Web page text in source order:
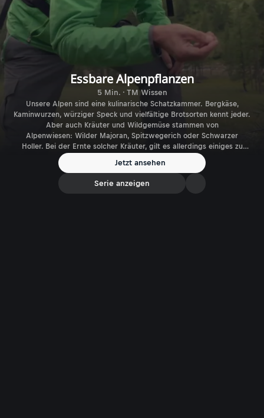
Essbare Alpenpflanzen
5 Min. · TM Wissen
Unsere Alpen sind eine kulinarische Schatzkammer. Bergkäse,
Kaminwurzen, würziger Speck und vielfältige Brotsorten kennt jeder.
Aber auch Kräuter und Wildgemüse stammen von
Alpenwiesen: Wilder Majoran, Spitzwegerich oder Schwarzer
Holler. Bei der Ernte solcher Kräuter, gilt es allerdings einiges zu
Jetzt ansehen
Serie anzeigen